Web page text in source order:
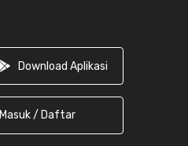
Download Aplikasi
Masuk / Daftar